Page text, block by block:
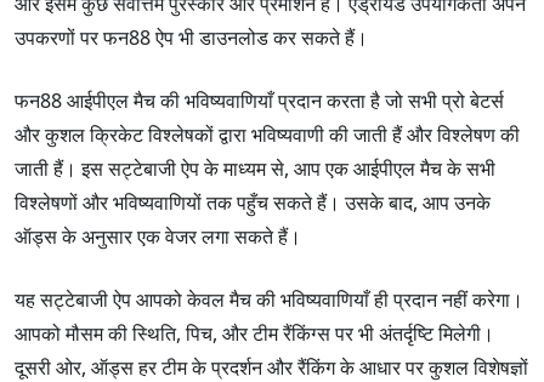
उपकरणों पर फन88 ऐप भी डाउनलोड कर सकते हैं।
फन88 आईपीएल मैच की भविष्यवाणियाँ प्रदान करता है जो सभी प्रो बेटर्स
और कुशल क्रिकेट विश्लेषकों द्वारा भविष्यवाणी की जाती हैं और विश्लेषण की
जाती हैं। इस सट्टेबाजी ऐप के माध्यम से, आप एक आईपीएल मैच के सभी
विश्लेषणों और भविष्यवाणियों तक पहुँच सकते हैं। उसके बाद, आप उनके
ऑड्स के अनुसार एक वेजर लगा सकते हैं।
यह सट्टेबाजी ऐप आपको केवल मैच की भविष्यवाणियाँ ही प्रदान नहीं करेगा।
आपको मौसम की स्थिति, पिच, और टीम रैंकिंग्स पर भी अंतर्दृष्टि मिलेगी।
दूसरी ओर, ऑड्स हर टीम के प्रदर्शन और रैंकिंग के आधार पर कुशल विशेषज्ञों